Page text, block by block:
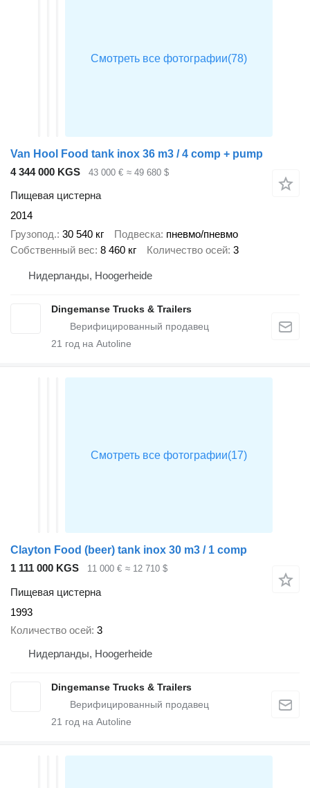
Van Hool Food tank inox 36 m3 / 4 comp + pump
4 344 000 KGS
43 000 € ≈ 49 680 $
Пищевая цистерна
2014
Грузопод. 30 540 кг Подвеска пневмо/пневмо
Собственный вес 8 460 кг Количество осей 3
Нидерланды, Hoogerheide
Dingemanse Trucks & Trailers
21 год на Autoline
Clayton Food (beer) tank inox 30 m3 / 1 comp
1 111 000 KGS
11 000 € ≈ 12 710 $
Пищевая цистерна
1993
Количество осей 3
Нидерланды, Hoogerheide
Dingemanse Trucks & Trailers
21 год на Autoline